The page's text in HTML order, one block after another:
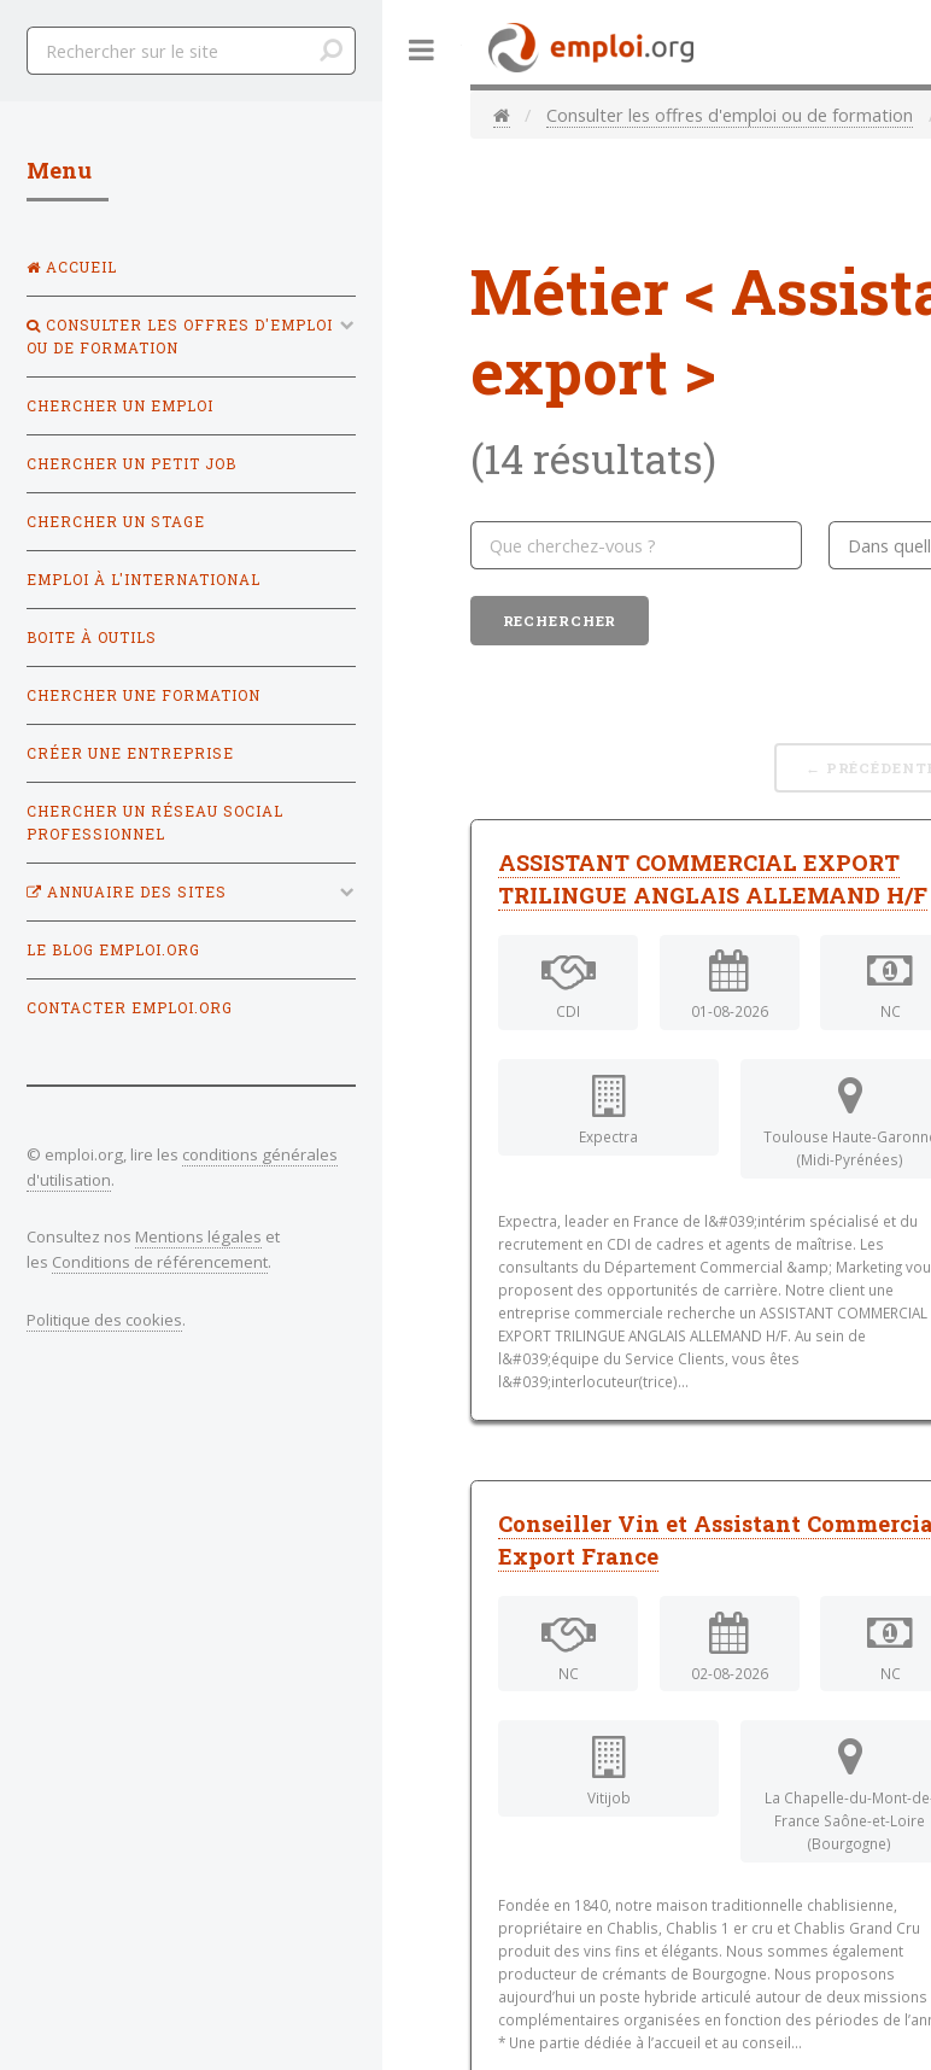
Consulter les offres d'emploi ou de formation
Métier <
export >
(14 résultats)
←
ASSISTANT COMMERCIAL EXPORT
TRILINGUE ANGLAIS ALLEMAND H/F
CDI 01-08-2026 NC
Expectra
Toulouse Haute-
(Midi-Pyrénées)
Expectra, leader en France de l&#039;intérim spécialisé et du
recrutement en CDI de cadres et agents de maîtrise. Les
consultants du Département Commercial &amp; Marketing
proposent des opportunités de carrière. Notre client une
entreprise commerciale recherche un ASSISTANT COMMERCIAL
EXPORT TRILINGUE ANGLAIS ALLEMAND H/F. Au sein de
l&#039;équipe du Service Clients, vous êtes
l&#039;interlocuteur(trice)...
Conseiller Vin et Assistant
Export France
NC 02-08-2026 NC
Vitijob
La Chapelle-du-Mont-
France Saône-et-Loire
(Bourgogne)
Fondée en 1840, notre maison traditionnelle chablisienne,
propriétaire en Chablis, Chablis 1 er cru et Chablis Grand Cru
produit des vins fins et élégants. Nous sommes également
producteur de crémants de Bourgogne. Nous proposons
aujourd’hui un poste hybride articulé autour de deux missions
complémentaires organisées en fonction des périodes de
* Une partie dédiée à l’accueil et au conseil...
Menu
ACCUEIL
CONSULTER LES OFFRES D'EMPLOI
OU DE FORMATION
CHERCHER UN EMPLOI
CHERCHER UN PETIT JOB
CHERCHER UN STAGE
EMPLOI À L'INTERNATIONAL
BOITE À OUTILS
CHERCHER UNE FORMATION
CRÉER UNE ENTREPRISE
CHERCHER UN RÉSEAU SOCIAL
PROFESSIONNEL
ANNUAIRE DES SITES
LE BLOG EMPLOI.ORG
CONTACTER EMPLOI.ORG
© emploi.org, lire les conditions générales
d'utilisation.
Consultez nos Mentions légales et
les Conditions de référencement.
Politique des cookies.
Toggle